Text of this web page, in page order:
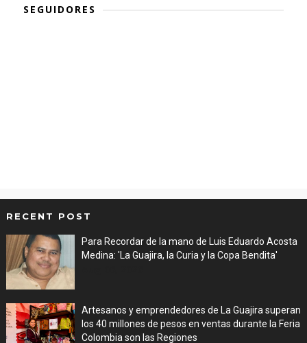
SEGUIDORES
RECENT POST
Para Recordar de la mano de Luis Eduardo Acosta
Medina: 'La Guajira, la Curia y la Copa Bendita'
Artesanos y emprendedores de La Guajira superan
los 40 millones de pesos en ventas durante la Feria
Colombia son las Regiones